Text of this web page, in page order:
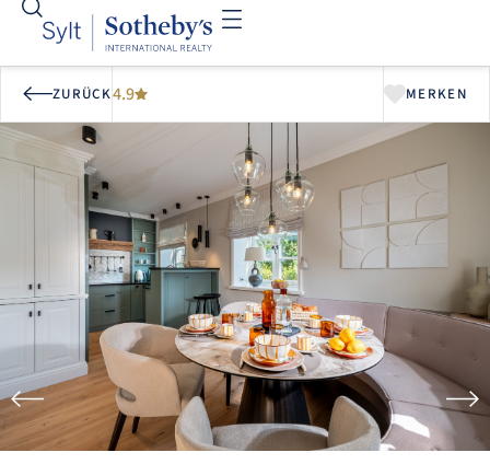
ZURÜCK4.9 MERKEN